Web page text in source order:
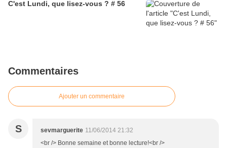
C'est Lundi, que lisez-vous ? # 56
Commentaires
Ajouter un commentaire
S sevmarguerite 11/06/2014 21:32
<br /> Bonne semaine et bonne lecture!<br />